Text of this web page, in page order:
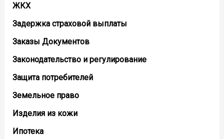
ЖКХ
Задержка страховой выплаты
Заказы Документов
Законодательство и регулирование
Защита потребителей
Земельное право
Изделия из кожи
Ипотека